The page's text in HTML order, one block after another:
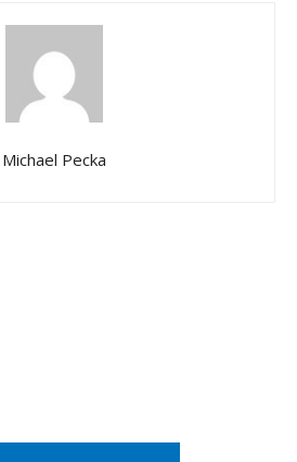
Michael Pecka